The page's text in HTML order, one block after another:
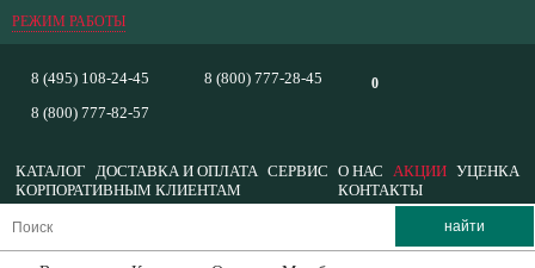
РЕЖИМ РАБОТЫ
0
8 (495) 108-24-45
8 (800) 777-82-57
8 (800) 777-28-45
КАТАЛОГ ДОСТАВКА И ОПЛАТА СЕРВИС О НАС АКЦИИ УЦЕНКА
КОРПОРАТИВНЫМ КЛИЕНТАМ
КОНТАКТЫ